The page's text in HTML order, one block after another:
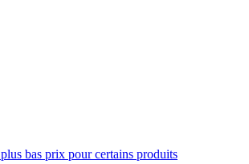
plus bas prix pour certains produits